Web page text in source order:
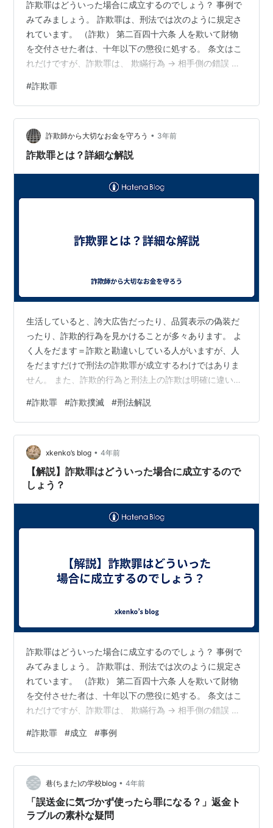
詐欺罪はどういった場合に成立するのでしょう？ 事例で
みてみましょう。 詐欺罪は、刑法では次のように規定さ
れています。 （詐欺） 第二百四十六条 人を欺いて財物
を交付させた者は、十年以下の懲役に処する。 条文はこ
れだけですが、詐欺罪は、 欺瞞行為 → 相手側の錯誤 →
せん。 実際に事例を見てみないとわかりませんよね。 そ
こで、次に具体例を挙げますので、考えてみてくださ
い。 １：Aさんは、Bさんから借りたカメラを自分のもの
にするため、そのカメラは盗まれたという嘘をついて、
自分のものにしてしまった。 → Aさんは、既にカメラを
#詐欺罪
詐欺師から大切なお金を守ろう • 3年前
詐欺罪とは？詳細な解説
生活していると、誇大広告だったり、品質表示の偽装だ
ったり、詐欺的行為を見かけることが多々あります。 よ
く人をだます＝詐欺と勘違いしている人がいますが、人
をだますだけで刑法の詐欺罪が成立するわけではありま
せん。 また、詐欺的行為と刑法上の詐欺は明確に違いま
法だったり出資法だったり、金商法だったりで詐欺的行
為を取り締まったりしているのです。 そこで、今日は刑
法上の詐欺罪について改めて勉強しましょう。 そもそ
も、詐欺罪とは？ 詐欺罪は、刑法第246条で規定されて
います。 刑法第246条第1項 人を欺いて財物を交付させ
た者は、10年以下の懲役に処する…
#詐欺罪 #詐欺撲滅 #刑法解説
xkenko’s blog • 4年前
【解説】詐欺罪はどういった場合に成立するので
しょう？
詐欺罪はどういった場合に成立するのでしょう？ 事例で
みてみましょう。 詐欺罪は、刑法では次のように規定さ
れています。 （詐欺） 第二百四十六条 人を欺いて財物
を交付させた者は、十年以下の懲役に処する。 条文はこ
れだけですが、詐欺罪は、 欺瞞行為 → 相手側の錯誤 →
せん。 実際に事例を見てみないとわかりませんよね。 そ
こで、次に具体例を挙げますので、考えてみてくださ
い。 １：Aさんは、Bさんから借りたカメラを自分のもの
にするため、そのカメラは盗まれたという嘘をついて、
自分のものにしてしまった。 → Aさんは、既にカメラを
持っており、交付…
#詐欺罪 #成立 #事例
巷(ちまた)の学校blog • 4年前
「誤送金に気づかず使ったら罪になる？」返金ト
ラブルの素朴な疑問